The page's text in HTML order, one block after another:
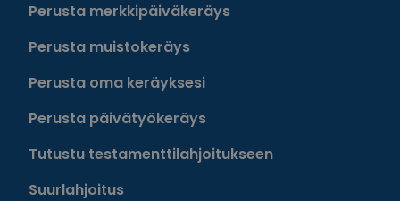
Perusta merkkipäiväkeräys
Perusta muistokeräys
Perusta oma keräyksesi
Perusta päivätyökeräys
Tutustu testamenttilahjoitukseen
Suurlahjoitus